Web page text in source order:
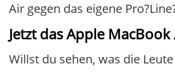
Air gegen das eigene
Jetzt das Apple
Willst du sehen, was die